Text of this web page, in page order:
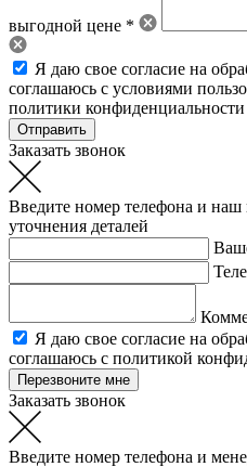
выгодной цене *
Я даю свое согласие на
соглашаюсь с условиями
политики конфиденциальности
Заказать звонок
Введите номер телефона и наш
уточнения деталей
Я даю свое согласие на
соглашаюсь с политикой
Заказать звонок
Введите номер телефона и